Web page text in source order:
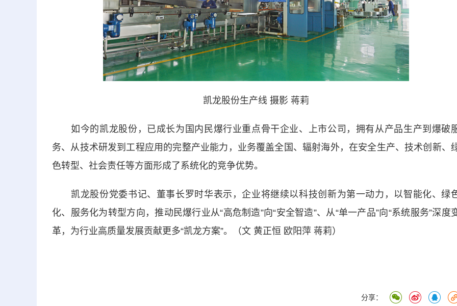
凯龙股份生产线 摄影 蒋莉
如今的凯龙股份，已成长为国内民爆行业重点骨干企业、上市公司，拥有从产品生产到爆破
务、从技术研发到工程应用的完整产业能力，业务覆盖全国、辐射海外，在安全生产、技术创新、
色转型、社会责任等方面形成了系统化的竞争优势。
凯龙股份党委书记、董事长罗时华表示，企业将继续以科技创新为第一动力，以智能化、绿
化、服务化为转型方向，推动民爆行业从“高危制造”向“安全智造”、从“单一产品”向“系统服务”深度
革，为行业高质量发展贡献更多“凯龙方案”。（文 黄正恒 欧阳萍 蒋莉）
分享：